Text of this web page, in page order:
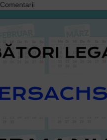
Comentarii